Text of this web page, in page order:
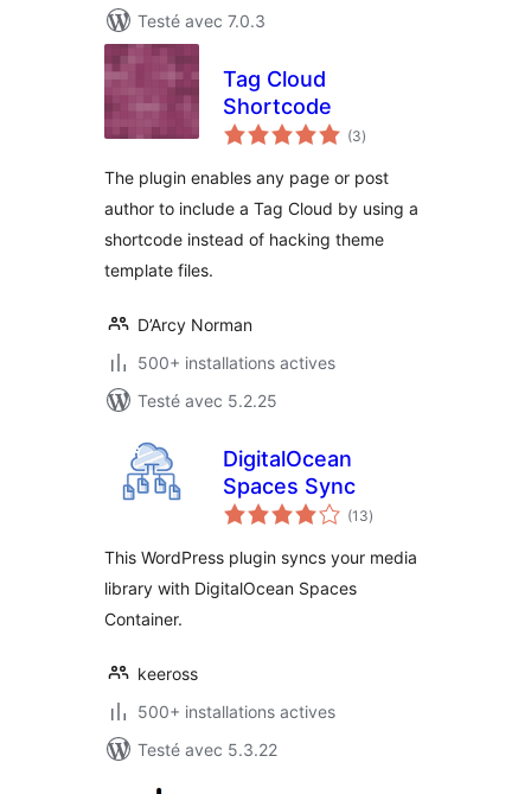
Testé avec 7.0.3
Tag Cloud
Shortcode
(3notes
en
)
The plugin enables any page or post
author to include a Tag Cloud by using a
shortcode instead of hacking theme
template files.
D’Arcy Norman
500+ installations actives
Testé avec 5.2.25
DigitalOcean
Spaces Sync
(13notes
en
)
This WordPress plugin syncs your media
library with DigitalOcean Spaces
Container.
keeross
500+ installations actives
Testé avec 5.3.22